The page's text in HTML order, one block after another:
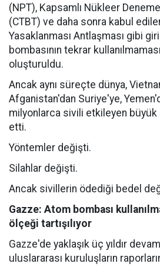
(NPT), Kapsamlı Nükleer
(CTBT) ve daha sonra kabul
Yasaklanması Antlaşması gibi
bombasının tekrar
oluşturuldu.
Ancak aynı süreçte dünya,
Afganistan'dan Suriye'ye,
milyonlarca sivili etkileyen büyük
etti.
Yöntemler değişti.
Silahlar değişti.
Ancak sivillerin ödediği bedel
Gazze: Atom bombası
ölçeği tartışılıyor
Gazze'de yaklaşık üç yıldır
uluslararası kuruluşların